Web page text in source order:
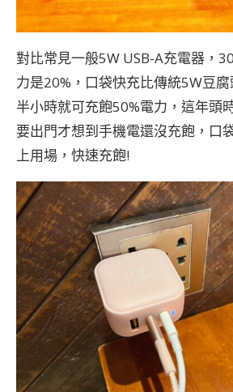
對比常見一般5W USB-A充電器，
力是20%，口袋快充比傳統5W豆
半小時就可充飽50%電力，這年頭
要出門才想到手機電還沒充飽，口
上用場，快速充飽!